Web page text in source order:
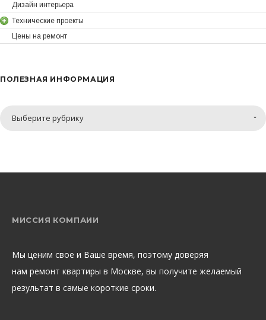
Дизайн интерьера
Технические проекты
Цены на ремонт
ПОЛЕЗНАЯ ИНФОРМАЦИЯ
Полезная
Выберите рубрику
МИССИЯ КОМПАИИ
Мы ценим свое и Ваше время, поэтому доверяя
нам ремонт квартиры в Москве, вы получите желаемый
результат в самые короткие сроки.